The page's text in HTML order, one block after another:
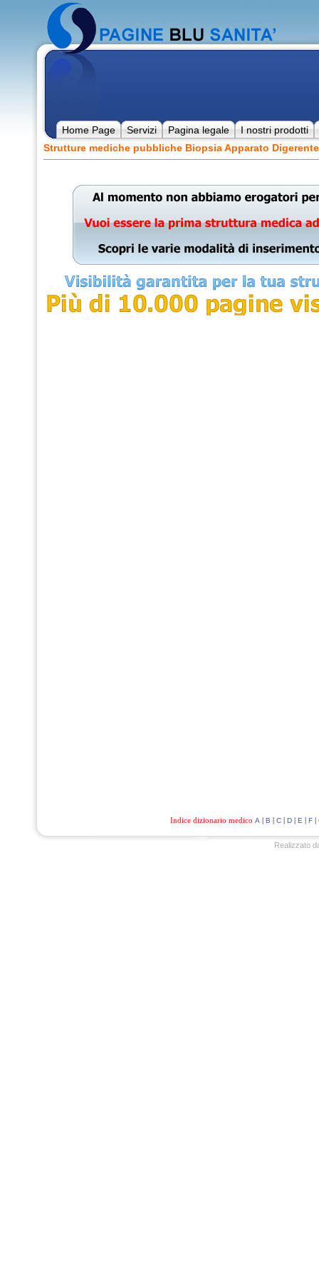
Home Page Servizi Pagina legale
I nostri prodotti
Strutture mediche pubbliche Biopsia Apparato
Indice dizionario medico A | B | C| D| E | F|
Realizzato